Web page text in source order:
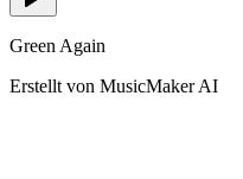
Green Again
Erstellt von MusicMaker AI